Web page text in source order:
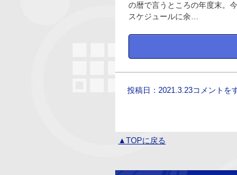
の暦で言うところの年度末。
スケジュールに余…
投稿日：2021.3.23コメントを
▲TOPに戻る